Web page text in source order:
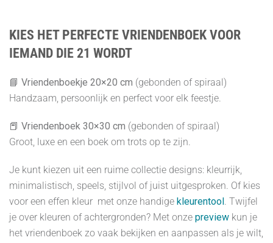
KIES HET PERFECTE VRIENDENBOEK VOOR
IEMAND DIE 21 WORDT
📘 Vriendenboekje 20×20 cm (gebonden of spiraal)
Handzaam, persoonlijk en perfect voor elk feestje.
📕 Vriendenboek 30×30 cm (gebonden of spiraal)
Groot, luxe en een boek om trots op te zijn.
Je kunt kiezen uit een ruime collectie designs: kleurrijk,
minimalistisch, speels, stijlvol of juist uitgesproken. Of kies
voor een effen kleur met onze handige kleurentool. Twijfel
je over kleuren of achtergronden? Met onze preview kun je
het vriendenboek zo vaak bekijken en aanpassen als je wilt,